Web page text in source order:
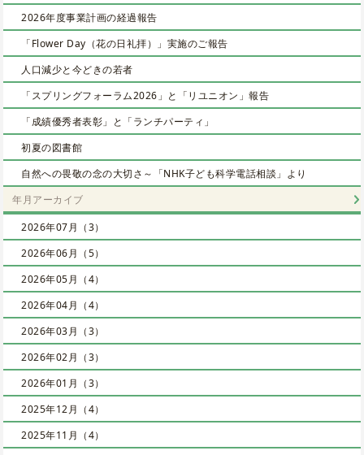
2026年度事業計画の経過報告
「Flower Day（花の日礼拝）」実施のご報告
人口減少と今どきの若者
「スプリングフォーラム2026」と「リユニオン」報告
「成績優秀者表彰」と「ランチパーティ」
初夏の図書館
自然への畏敬の念の大切さ～「NHK子ども科学電話相談」より
年月アーカイブ
2026年07月（3）
2026年06月（5）
2026年05月（4）
2026年04月（4）
2026年03月（3）
2026年02月（3）
2026年01月（3）
2025年12月（4）
2025年11月（4）